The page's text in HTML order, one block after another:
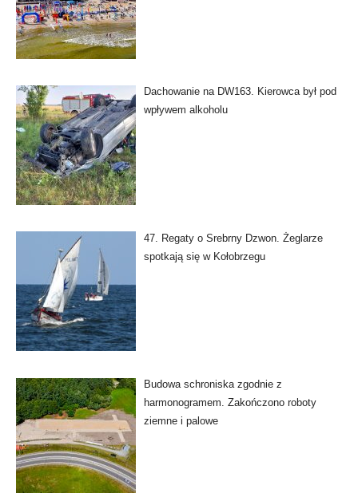
Dachowanie na DW163. Kierowca był pod
wpływem alkoholu
47. Regaty o Srebrny Dzwon. Żeglarze
spotkają się w Kołobrzegu
Budowa schroniska zgodnie z
harmonogramem. Zakończono roboty
ziemne i palowe